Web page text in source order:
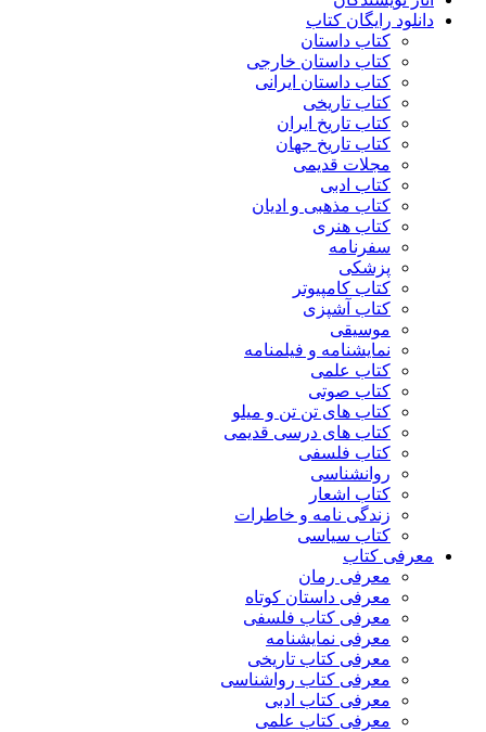
دانلود رایگان کتاب
کتاب داستان
کتاب داستان خارجی
کتاب داستان ایرانی
کتاب تاریخی
کتاب تاریخ ایران
کتاب تاریخ جهان
مجلات قدیمی
کتاب ادبی
کتاب مذهبی و ادیان
کتاب هنری
سفرنامه
پزشکی
کتاب کامپیوتر
کتاب آشپزی
موسیقی
نمایشنامه و فیلمنامه
کتاب علمی
کتاب صوتی
کتاب های تن تن و میلو
کتاب های درسی قدیمی
کتاب فلسفی
روانشناسی
کتاب اشعار
زندگی نامه و خاطرات
کتاب سیاسی
معرفی کتاب
معرفی رمان
معرفی داستان کوتاه
معرفی کتاب فلسفی
معرفی نمایشنامه
معرفی کتاب تاریخی
معرفی کتاب رواشناسی
معرفی کتاب ادبی
معرفی کتاب علمی